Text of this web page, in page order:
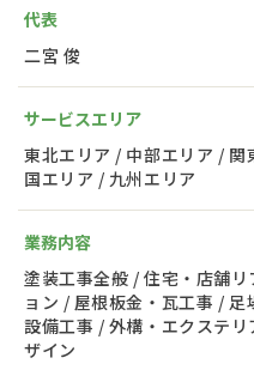
代表
二宮 俊
サービスエリア
東北エリア / 中部エリア /
国エリア / 九州エリア
業務内容
塗装工事全般 / 住宅・店舗
ョン / 屋根板金・瓦工事 /
設備工事 / 外構・エクステ
ザイン